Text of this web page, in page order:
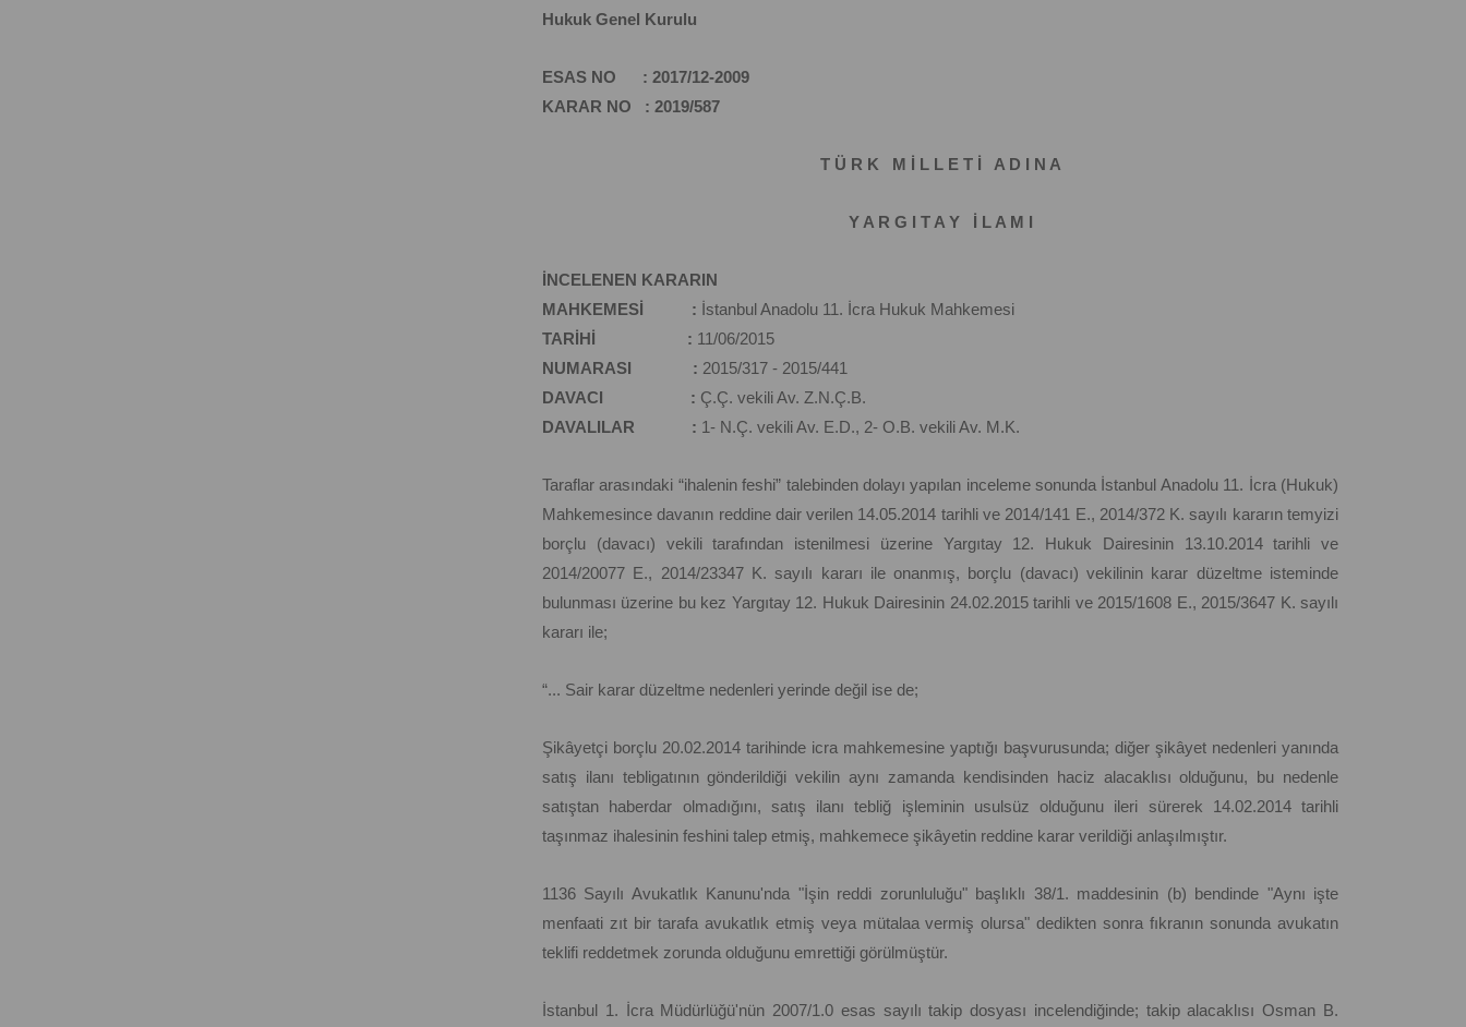
Hukuk Genel Kurulu
ESAS NO : 2017/12-2009
KARAR NO : 2019/587
T Ü R K M İ L L E T İ A D I N A
Y A R G I T A Y İ L A M I
İNCELENEN KARARIN
MAHKEMESİ : İstanbul Anadolu 11. İcra Hukuk Mahkemesi
TARİHİ : 11/06/2015
NUMARASI : 2015/317 - 2015/441
DAVACI : Ç.Ç. vekili Av. Z.N.Ç.B.
DAVALILAR : 1- N.Ç. vekili Av. E.D., 2- O.B. vekili Av. M.K.
Taraflar arasındaki “ihalenin feshi” talebinden dolayı yapılan inceleme sonunda İstanbul Anadolu 11. İcra (Hukuk)
Mahkemesince davanın reddine dair verilen 14.05.2014 tarihli ve 2014/141 E., 2014/372 K. sayılı kararın temyizi
borçlu (davacı) vekili tarafından istenilmesi üzerine Yargıtay 12. Hukuk Dairesinin 13.10.2014 tarihli ve
2014/20077 E., 2014/23347 K. sayılı kararı ile onanmış, borçlu (davacı) vekilinin karar düzeltme isteminde
bulunması üzerine bu kez Yargıtay 12. Hukuk Dairesinin 24.02.2015 tarihli ve 2015/1608 E., 2015/3647 K. sayılı
kararı ile;
“... Sair karar düzeltme nedenleri yerinde değil ise de;
Şikâyetçi borçlu 20.02.2014 tarihinde icra mahkemesine yaptığı başvurusunda; diğer şikâyet nedenleri yanında
satış ilanı tebligatının gönderildiği vekilin aynı zamanda kendisinden haciz alacaklısı olduğunu, bu nedenle
satıştan haberdar olmadığını, satış ilanı tebliğ işleminin usulsüz olduğunu ileri sürerek 14.02.2014 tarihli
taşınmaz ihalesinin feshini talep etmiş, mahkemece şikâyetin reddine karar verildiği anlaşılmıştır.
1136 Sayılı Avukatlık Kanunu'nda "İşin reddi zorunluluğu" başlıklı 38/1. maddesinin (b) bendinde "Aynı işte
menfaati zıt bir tarafa avukatlık etmiş veya mütalaa vermiş olursa" dedikten sonra fıkranın sonunda avukatın
teklifi reddetmek zorunda olduğunu emrettiği görülmüştür.
İstanbul 1. İcra Müdürlüğü'nün 2007/1.0 esas sayılı takip dosyası incelendiğinde; takip alacaklısı Osman B.